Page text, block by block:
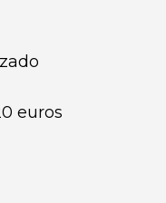
euros